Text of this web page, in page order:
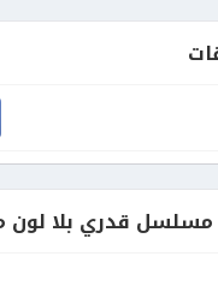
قدري بلا لون